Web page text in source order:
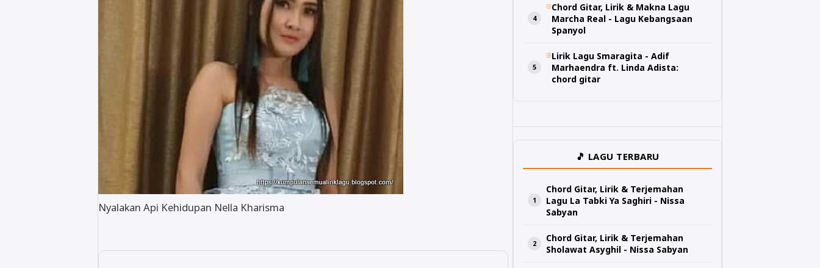
Nyalakan Api Kehidupan Nella Kharisma
Chord Gitar, Lirik & Makna Lagu
Marcha Real - Lagu Kebangsaan
Spanyol
Lirik Lagu Smaragita - Adif
Marhaendra ft. Linda Adista:
chord gitar
🎵 LAGU TERBARU
Chord Gitar, Lirik & Terjemahan
Lagu La Tabki Ya Saghiri - Nissa
Sabyan
Chord Gitar, Lirik & Terjemahan
Sholawat Asyghil - Nissa Sabyan